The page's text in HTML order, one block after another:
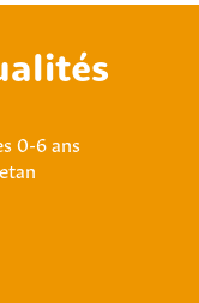
0-6 ans